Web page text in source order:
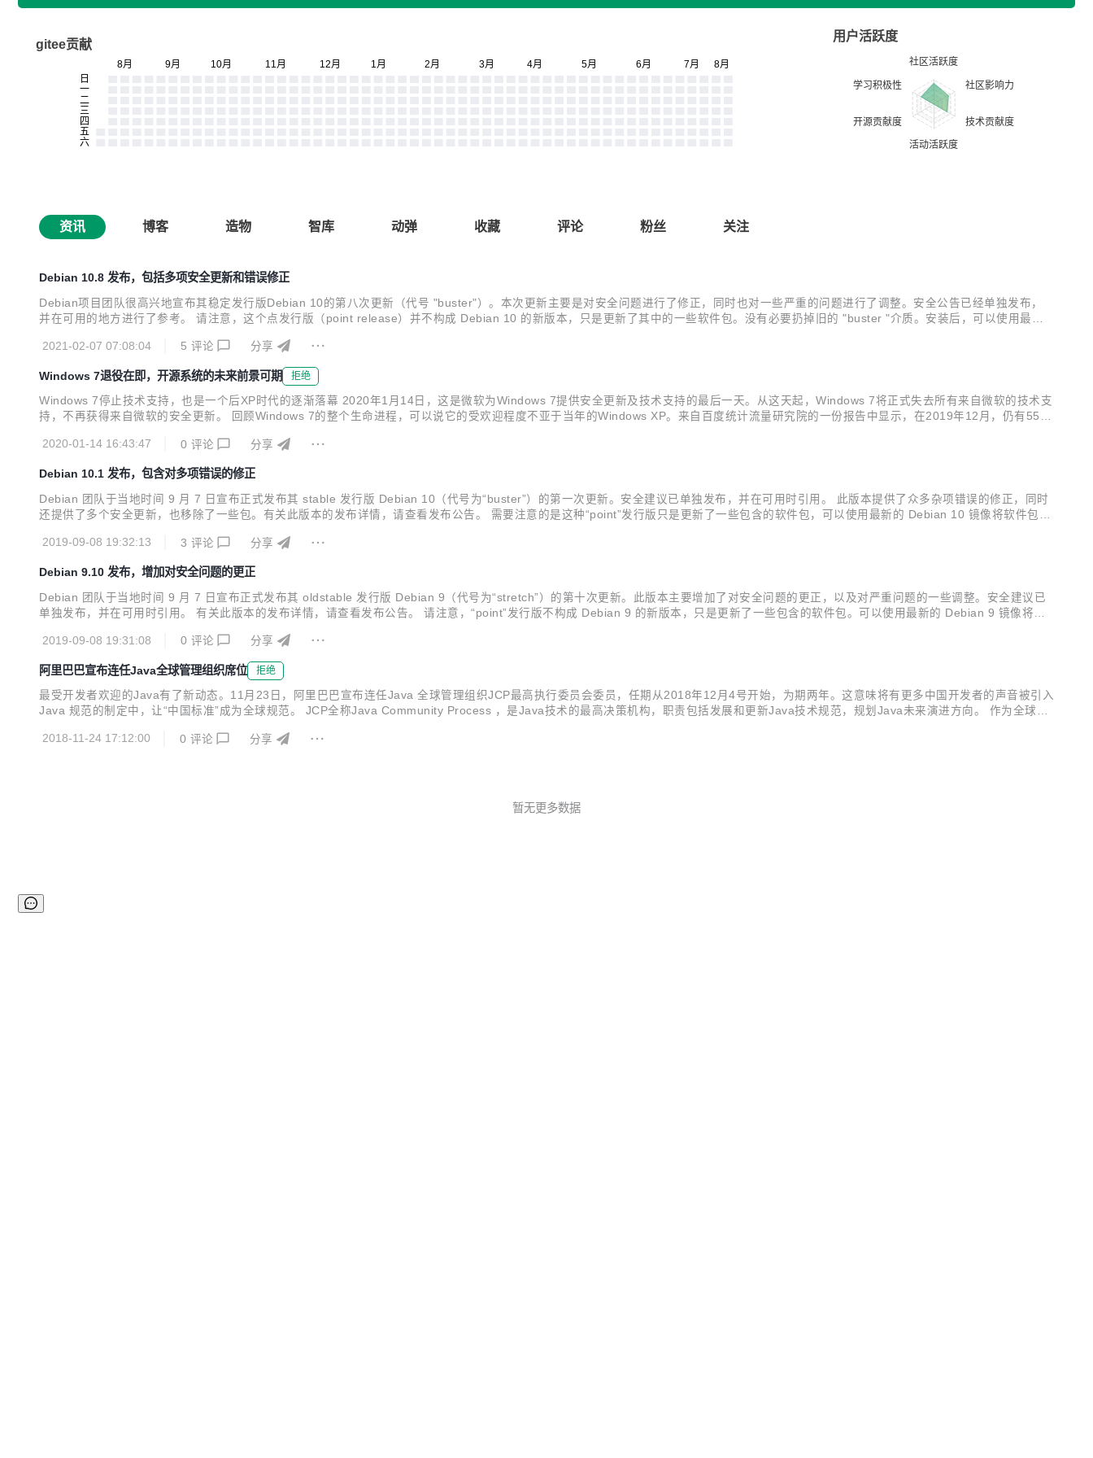
gitee贡献
用户活跃度
资讯 博客 造物 智库 动弹 收藏 评论 粉丝 关注
Debian 10.8 发布，包括多项安全更新和错误修正
Debian项目团队很高兴地宣布其稳定发行版Debian 10的第八次更新（代号 "buster"）。本次更新主要是对安全问题进行了修正，同时也对一些严重的问题进行了调整。安全公告已经单独发布，
并在可用的地方进行了参考。 请注意，这个点发行版（point release）并不构成 Debian 10 的新版本，只是更新了其中的一些软件包。没有必要扔掉旧的 "buster "介质。安装后，可以使用最新
2021-02-07 07:08:04
5 评论 分享
Windows 7退役在即，开源系统的未来前景可期 拒绝
Windows 7停止技术支持，也是一个后XP时代的逐渐落幕 2020年1月14日，这是微软为Windows 7提供安全更新及技术支持的最后一天。从这天起，Windows 7将正式失去所有来自微软的技术支
持，不再获得来自微软的安全更新。 回顾Windows 7的整个生命进程，可以说它的受欢迎程度不亚于当年的Windows XP。来自百度统计流量研究院的一份报告中显示，在2019年12月，仍有55.0
2020-01-14 16:43:47
0 评论 分享
Debian 10.1 发布，包含对多项错误的修正
Debian 团队于当地时间 9 月 7 日宣布正式发布其 stable 发行版 Debian 10（代号为“buster”）的第一次更新。安全建议已单独发布，并在可用时引用。 此版本提供了众多杂项错误的修正，同时
还提供了多个安全更新，也移除了一些包。有关此版本的发布详情，请查看发布公告。 需要注意的是这种“point”发行版只是更新了一些包含的软件包，可以使用最新的 Debian 10 镜像将软件包升
2019-09-08 19:32:13
3 评论 分享
Debian 9.10 发布，增加对安全问题的更正
Debian 团队于当地时间 9 月 7 日宣布正式发布其 oldstable 发行版 Debian 9（代号为“stretch”）的第十次更新。此版本主要增加了对安全问题的更正，以及对严重问题的一些调整。安全建议已
单独发布，并在可用时引用。 有关此版本的发布详情，请查看发布公告。 请注意，“point”发行版不构成 Debian 9 的新版本，只是更新了一些包含的软件包。可以使用最新的 Debian 9 镜像将软
2019-09-08 19:31:08
0 评论 分享
阿里巴巴宣布连任Java全球管理组织席位 拒绝
最受开发者欢迎的Java有了新动态。11月23日，阿里巴巴宣布连任Java 全球管理组织JCP最高执行委员会委员，任期从2018年12月4号开始，为期两年。这意味将有更多中国开发者的声音被引入
Java 规范的制定中，让“中国标准”成为全球规范。 JCP全称Java Community Process ，是Java技术的最高决策机构，职责包括发展和更新Java技术规范，规划Java未来演进方向。 作为全球使
01...
2018-11-24 17:12:00 0 评论 分享
暂无更多数据